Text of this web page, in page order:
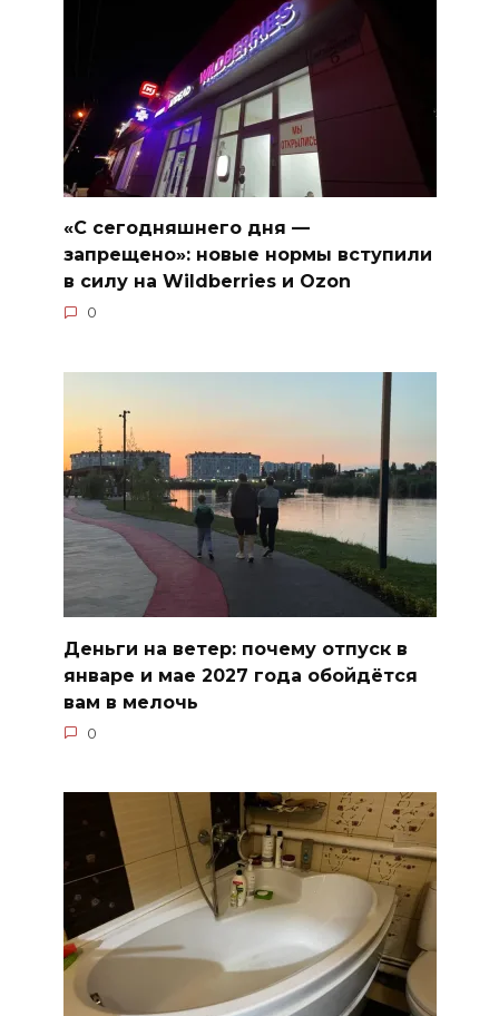
«С сегодняшнего дня —
запрещено»: новые нормы вступили
в силу на Wildberries и Ozon
0
Деньги на ветер: почему отпуск в
январе и мае 2027 года обойдётся
вам в мелочь
0